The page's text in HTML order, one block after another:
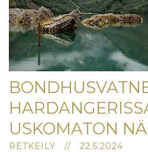
USKOMATON
RETKEILY // 22.5.2024